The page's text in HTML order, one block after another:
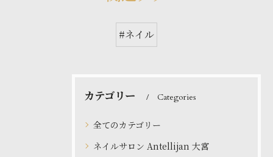
#ネイル
カテゴリー Categories
全てのカテゴリー
ネイルサロン Antellijan 大宮